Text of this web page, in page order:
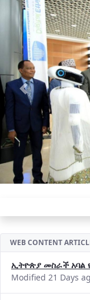
Previous
WEB CONTENT
ኢትዮጵያ መስራች አባል
Modified 21 Days